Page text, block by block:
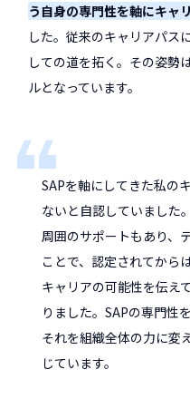
う自身の専門性を軸にキャ
した。従来のキャリアパス
しての道を拓く。その姿勢
ルとなっています。
SAPを軸にしてきた私の
ないと自認していました
周囲のサポートもあり、
ことで、認定されてから
キャリアの可能性を伝え
りました。SAPの専門性
それを組織全体の力に変
じています。